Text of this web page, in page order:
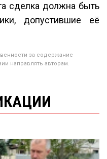
сделка должна быть
допустившие её
за содержание
направлять авторам.